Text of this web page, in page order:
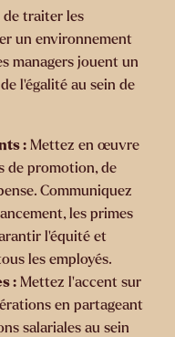
de traiter les
un environnement
managers jouent un
l'égalité au sein de
: Mettez en œuvre
de promotion, de
Communiquez
les primes
l'équité et
les employés.
: Mettez l'accent sur
en partageant
salariales au sein